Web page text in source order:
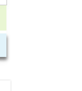
операций